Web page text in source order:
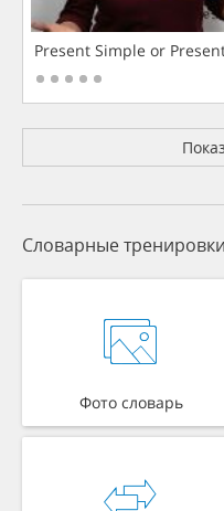
Present Simple or
Словарные тренировки
Фото словарь